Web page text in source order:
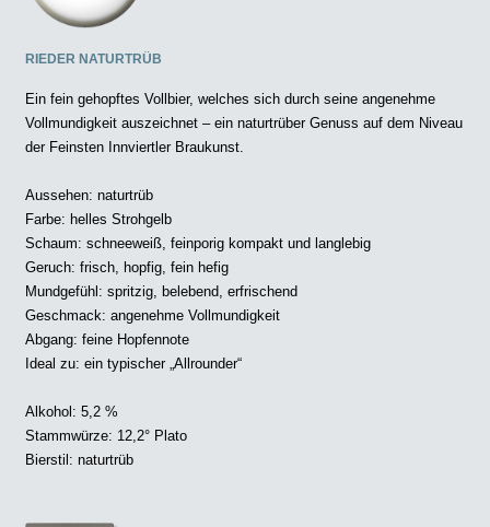
RIEDER NATURTRÜB
Ein fein gehopftes Vollbier, welches sich durch seine angenehme
Vollmundigkeit auszeichnet – ein naturtrüber Genuss auf dem Niveau
der Feinsten Innviertler Braukunst.
Aussehen: naturtrüb
Farbe: helles Strohgelb
Schaum: schneeweiß, feinporig kompakt und langlebig
Geruch: frisch, hopfig, fein hefig
Mundgefühl: spritzig, belebend, erfrischend
Geschmack: angenehme Vollmundigkeit
Abgang: feine Hopfennote
Ideal zu: ein typischer „Allrounder“
Alkohol: 5,2 %
Stammwürze: 12,2° Plato
Bierstil: naturtrüb